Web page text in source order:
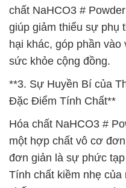
chất NaHCO3 #
giúp giảm thiểu sự phụ
hại khác, góp phần
sức khỏe cộng đồng.
**3. Sự Huyền Bí của
Đặc Điểm Tính Chất**
Hóa chất NaHCO3 #
một hợp chất vô cơ
đơn giản là sự phức
Tính chất kiềm nhẹ